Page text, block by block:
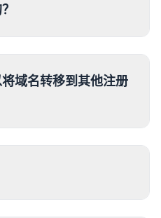
域名转移到其他注册